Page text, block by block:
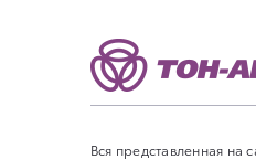
Вся представленная